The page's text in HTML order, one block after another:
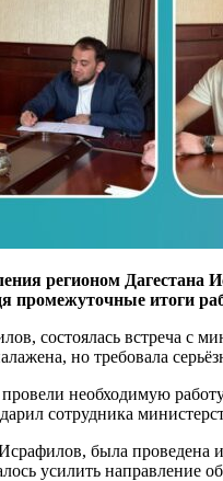
регионом Дагестана
промежуточные итоги
состоялась встреча с
но требовала
необходимую
сотрудника
была
усилить направление